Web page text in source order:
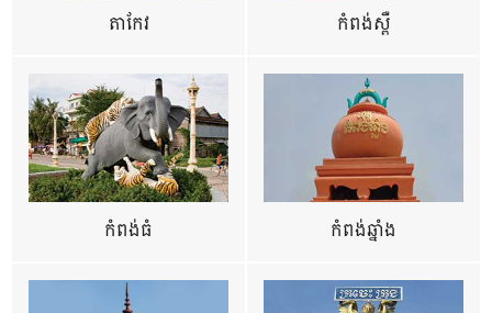
តាកែវ កំពង់ស្ពឺ
កំពង់ធំ កំពង់ឆ្នាំង